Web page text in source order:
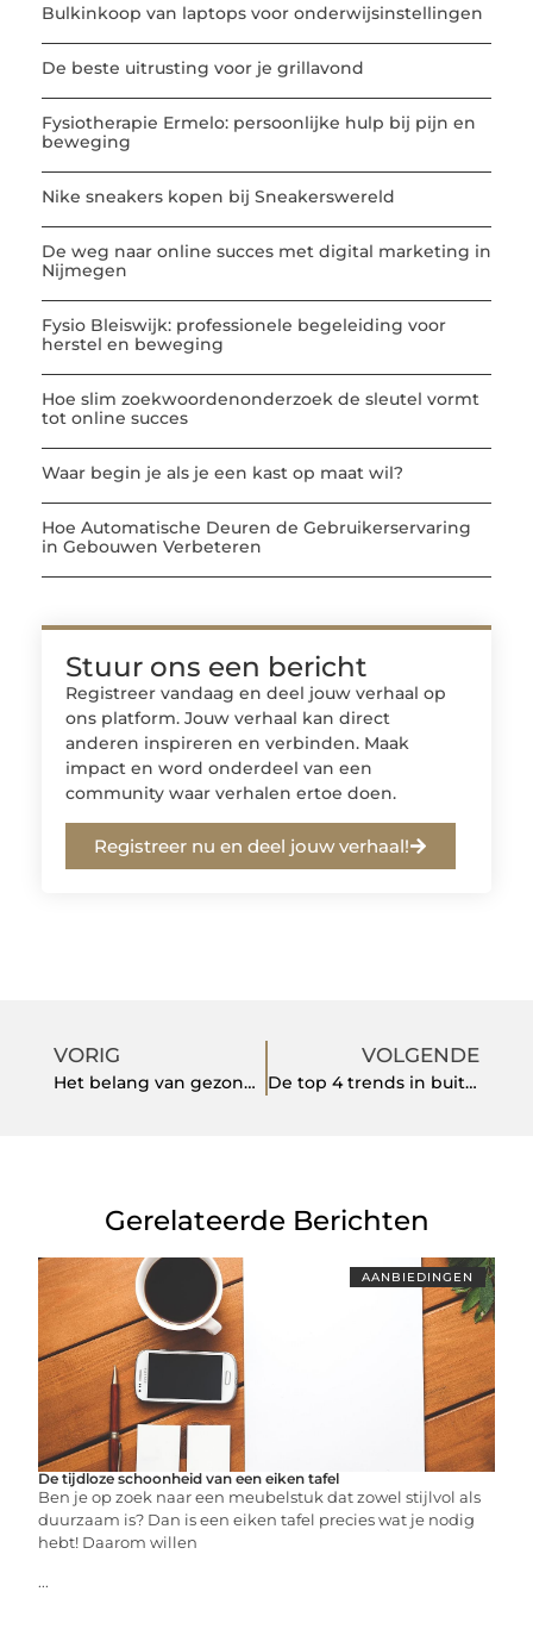
Bulkinkoop van laptops voor onderwijsinstellingen
De beste uitrusting voor je grillavond
Fysiotherapie Ermelo: persoonlijke hulp bij pijn en
beweging
Nike sneakers kopen bij Sneakerswereld
De weg naar online succes met digital marketing in
Nijmegen
Fysio Bleiswijk: professionele begeleiding voor
herstel en beweging
Hoe slim zoekwoordenonderzoek de sleutel vormt
tot online succes
Waar begin je als je een kast op maat wil?
Hoe Automatische Deuren de Gebruikerservaring
in Gebouwen Verbeteren
Stuur ons een bericht
Registreer vandaag en deel jouw verhaal op
ons platform. Jouw verhaal kan direct
anderen inspireren en verbinden. Maak
impact en word onderdeel van een
community waar verhalen ertoe doen.
Registreer nu en deel jouw verhaal!
VORIG
Het belang van gezonde nagels: tips en verzorging
VOLGENDE
De top 4 trends in buitenleven voor 2023
Gerelateerde Berichten
AANBIEDINGEN
De tijdloze schoonheid van een eiken tafel
Ben je op zoek naar een meubelstuk dat zowel stijlvol als
duurzaam is? Dan is een eiken tafel precies wat je nodig
hebt! Daarom willen
...